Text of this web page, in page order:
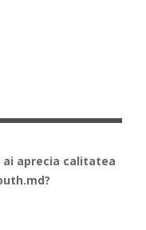
ai aprecia calitatea